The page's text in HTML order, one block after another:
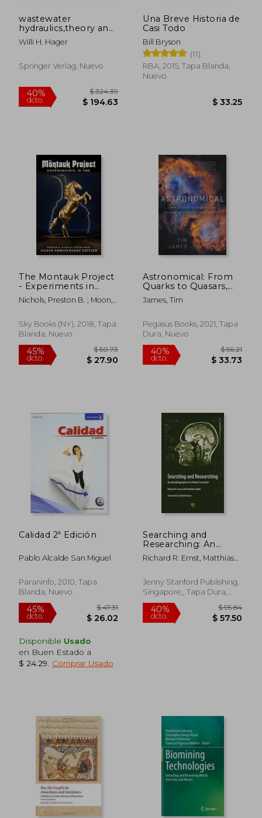
45%
dcto.
wastewater
hydraulics,theory and
practice
Willi H. Hager
Springer Verlag, Nuevo
40%
Una Breve Historia de
Casi Todo
Bill Bryson
(11)
RBA, 2015, Tapa Blanda,
Nuevo
The Montauk Project
- Experiments in
Time: Silver
Anniversary Edition
Inglés)
Nichols, Preston B. ; Moon,
Sky Books (NY), 2018, Tapa
Blanda, Nuevo
45%
dcto.
Astronomical: From
Quarks to Quasars,
the Science of Space
at its Strangest (en
James, Tim
Pegasus Books, 2021, Tapa
Dura, Nuevo
40%
dcto.
Calidad 2ª Edición
Pablo Alcalde San Miguel
Paraninfo, 2010, Tapa
Blanda, Nuevo
Disponible Usado
en Buen Estado a
$ 24.29
Comprar Usado
Searching and
Researching: An
Autobiography of a
Nobel Laureate
Richard R. Ernst, Matthias
Jenny Stanford Publishing,
Singapore,, Tapa Dura,
Nuevo